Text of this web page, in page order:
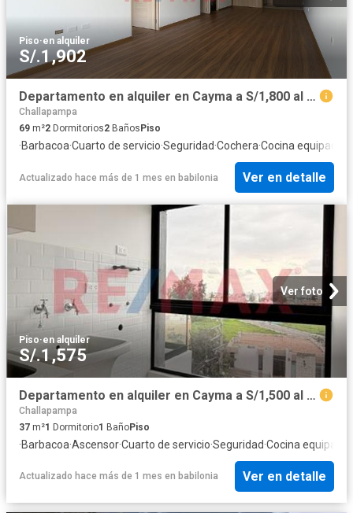
Piso·en alquiler
S/.1,902
Departamento en alquiler en Cayma a S/1,800 al mes
Challapampa
69 m²2 Dormitorios2 Baños Piso
·Barbacoa·Cuarto de servicio·Seguridad·Cochera·Cocina equipada
Actualizado hace más de 1 mes en babilonia Ver en detalle
Ver foto
Piso·en alquiler
S/.1,575
Departamento en alquiler en Cayma a S/1,500 al mes
Challapampa
37 m²1 Dormitorio1 BañoPiso
·Barbacoa·Ascensor·Cuarto de servicio·Seguridad·Cocina equipada
Actualizado hace más de 1 mes en babilonia Ver en detalle